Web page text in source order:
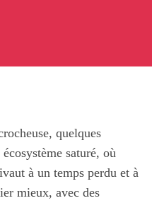
quelques
saturé, où
à un temps perdu et à
mieux, avec des